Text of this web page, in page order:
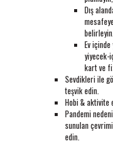
Dış
Ev
yiyecek-
kart ve
Sevdikleri ile
teşvik edin.
Hobi & aktivite
Pandemi
sunulan
edin.